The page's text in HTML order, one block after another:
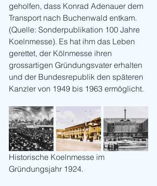
geholfen, dass Konrad Adenauer dem
Transport nach Buchenwald entkam.
(Quelle: Sonderpublikation 100 Jahre
Koelnmesse). Es hat ihm das Leben
gerettet, der Kölnmesse ihren
grossartigen Gründungsvater erhalten
und der Bundesrepublik den späteren
Kanzler von 1949 bis 1963 ermöglicht.
Historische Koelnmesse im
Gründungsjahr 1924.